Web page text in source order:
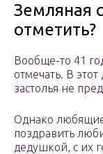
Земляная
отметить?
Вообще-то 41
отмечать. В
застолья не
Однако
поздравить
дедушкой, с их